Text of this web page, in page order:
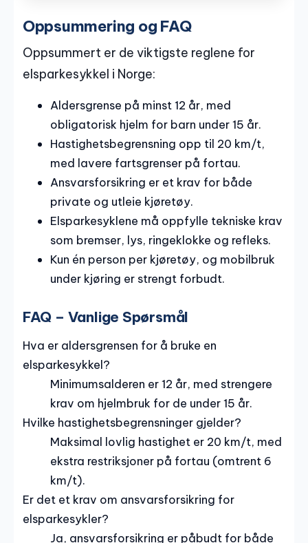
Oppsummering og FAQ
Oppsummert er de viktigste reglene for
elsparkesykkel i Norge:
Aldersgrense på minst 12 år, med
obligatorisk hjelm for barn under 15 år.
Hastighetsbegrensning opp til 20 km/t,
med lavere fartsgrenser på fortau.
Ansvarsforsikring er et krav for både
private og utleie kjøretøy.
Elsparkesyklene må oppfylle tekniske krav
som bremser, lys, ringeklokke og refleks.
Kun én person per kjøretøy, og mobilbruk
under kjøring er strengt forbudt.
FAQ – Vanlige Spørsmål
Hva er aldersgrensen for å bruke en
elsparkesykkel?
Minimumsalderen er 12 år, med strengere
krav om hjelmbruk for de under 15 år.
Hvilke hastighetsbegrensninger gjelder?
Maksimal lovlig hastighet er 20 km/t, med
ekstra restriksjoner på fortau (omtrent 6
km/t).
Er det et krav om ansvarsforsikring for
elsparkesykler?
Ja, ansvarsforsikring er påbudt for både